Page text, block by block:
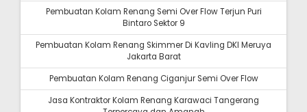
Pembuatan Kolam Renang Semi Over Flow Terjun Puri
Bintaro Sektor 9
Pembuatan Kolam Renang Skimmer Di Kavling DKI Meruya
Jakarta Barat
Pembuatan Kolam Renang Ciganjur Semi Over Flow
Jasa Kontraktor Kolam Renang Karawaci Tangerang